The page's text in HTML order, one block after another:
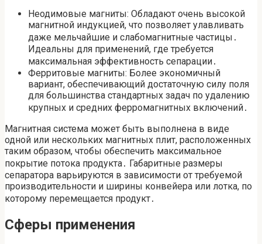
Неодимовые магниты: Обладают очень высокой
магнитной индукцией, что позволяет улавливать
даже мельчайшие и слабомагнитные частицы․
Идеальны для применений, где требуется
максимальная эффективность сепарации․
Ферритовые магниты: Более экономичный
вариант, обеспечивающий достаточную силу поля
для большинства стандартных задач по удалению
крупных и средних ферромагнитных включений․
Магнитная система может быть выполнена в виде
одной или нескольких магнитных плит, расположенных
таким образом, чтобы обеспечить максимальное
покрытие потока продукта․ Габаритные размеры
сепаратора варьируются в зависимости от требуемой
производительности и ширины конвейера или лотка, по
которому перемещается продукт․
Сферы применения